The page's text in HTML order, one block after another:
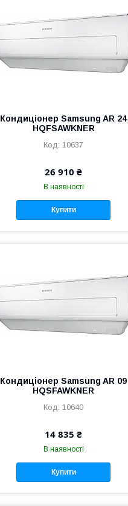
Кондиціонер Samsung AR 24
HQFSAWKNER
10637
26 910 ₴
В наявності
Купити
Кондиціонер Samsung AR 09
HQSFAWKNER
10640
14 835 ₴
В наявності
Купити